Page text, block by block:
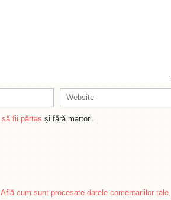
să fii părtaș și fără martori.
Află cum sunt procesate datele comentariilor tale.